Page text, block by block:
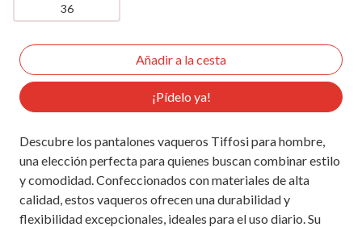
36
¡Pídelo ya!
Descubre los pantalones vaqueros Tiffosi para hombre,
una elección perfecta para quienes buscan combinar estilo
y comodidad. Confeccionados con materiales de alta
calidad, estos vaqueros ofrecen una durabilidad y
flexibilidad excepcionales, ideales para el uso diario. Su